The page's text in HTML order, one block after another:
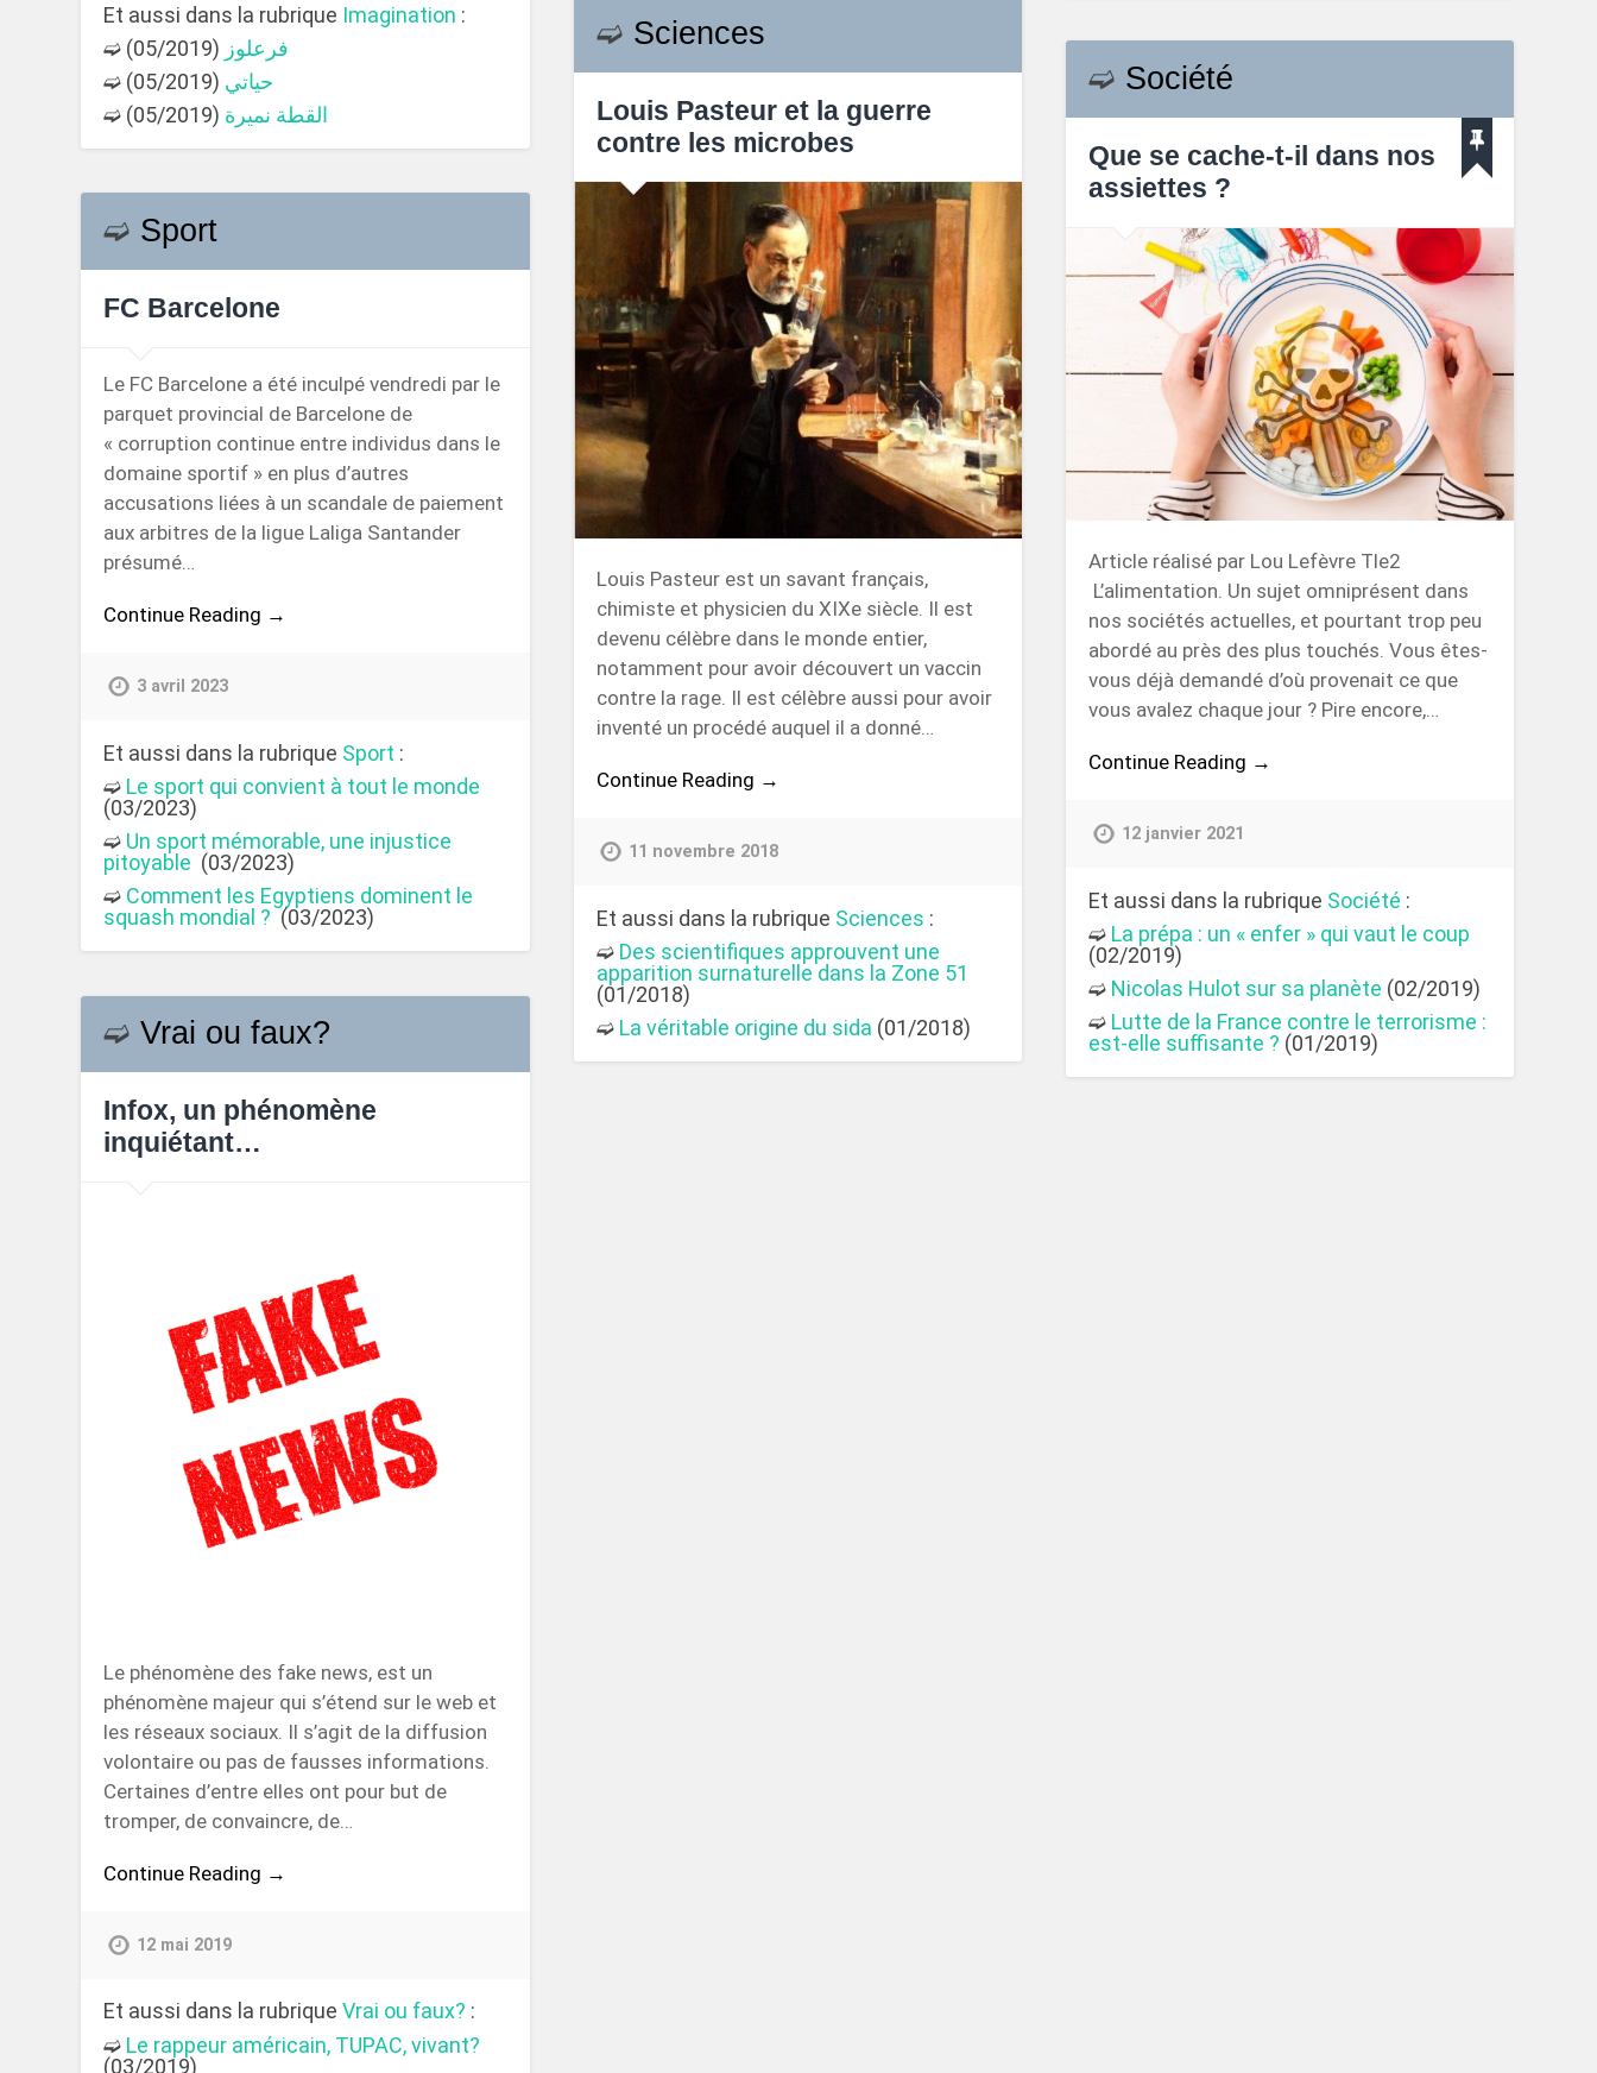
Et aussi dans la rubrique Imagination :
➫
فرعلوز (05/2019)
➫
حياتي (05/2019)
➫
القطة نميرة (05/2019)
➫ Sciences
Louis Pasteur et la guerre
contre les microbes
Louis Pasteur est un savant français,
chimiste et physicien du XIXe siècle. Il est
devenu célèbre dans le monde entier,
notamment pour avoir découvert un vaccin
contre la rage. Il est célèbre aussi pour avoir
inventé un procédé auquel il a donné…
Continue Reading →
11 novembre 2018
Et aussi dans la rubrique Sciences :
➫ Des scientifiques approuvent une
apparition surnaturelle dans la Zone 51
(01/2018)
➫ La véritable origine du sida (01/2018)
➫ Société
Que se cache-t-il dans nos
assiettes ?
Article réalisé par Lou Lefèvre Tle2
L’alimentation. Un sujet omniprésent dans
nos sociétés actuelles, et pourtant trop peu
abordé au près des plus touchés. Vous êtes-
vous déjà demandé d’où provenait ce que
vous avalez chaque jour ? Pire encore,…
Continue Reading →
12 janvier 2021
Et aussi dans la rubrique Société :
➫ La prépa : un « enfer » qui vaut le coup
(02/2019)
➫ Nicolas Hulot sur sa planète (02/2019)
➫ Lutte de la France contre le terrorisme :
est-elle suffisante ? (01/2019)
➫ Sport
FC Barcelone
Le FC Barcelone a été inculpé vendredi par le
parquet provincial de Barcelone de
« corruption continue entre individus dans le
domaine sportif » en plus d’autres
accusations liées à un scandale de paiement
aux arbitres de la ligue Laliga Santander
présumé…
Continue Reading →
3 avril 2023
Et aussi dans la rubrique Sport :
➫ Le sport qui convient à tout le monde
(03/2023)
➫ Un sport mémorable, une injustice
pitoyable (03/2023)
➫ Comment les Egyptiens dominent le
squash mondial ? (03/2023)
➫Vrai ou faux?
Infox, un phénomène
inquiétant…
Le phénomène des fake news, est un
phénomène majeur qui s’étend sur le web et
les réseaux sociaux. Il s’agit de la diffusion
volontaire ou pas de fausses informations.
Certaines d’entre elles ont pour but de
tromper, de convaincre, de…
Continue Reading →
12 mai 2019
Et aussi dans la rubriqueVrai ou faux? :
➫ Le rappeur américain, TUPAC, vivant?
(03/2019)